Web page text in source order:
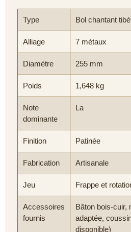
Type Bol chantant
Alliage 7 métaux
Diamètre 255 mm
Poids 1,648 kg
Note
dominante
La
Finition Patinée
Fabrication Artisanale
Jeu Frappe et
Accessoires
fournis
Bâton bois-cuir,
adaptée,
disponible)